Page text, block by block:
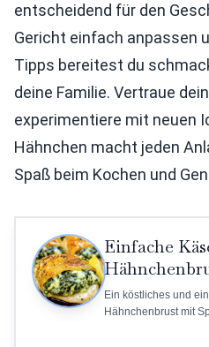
entscheidend für den
Gericht einfach anpassen
Tipps bereitest du
deine Familie. Vertraue
experimentiere mit neuen
Hähnchen macht jeden
Spaß beim Kochen und
Einfache
Ein köstliches und
Hähnchenbrust mit